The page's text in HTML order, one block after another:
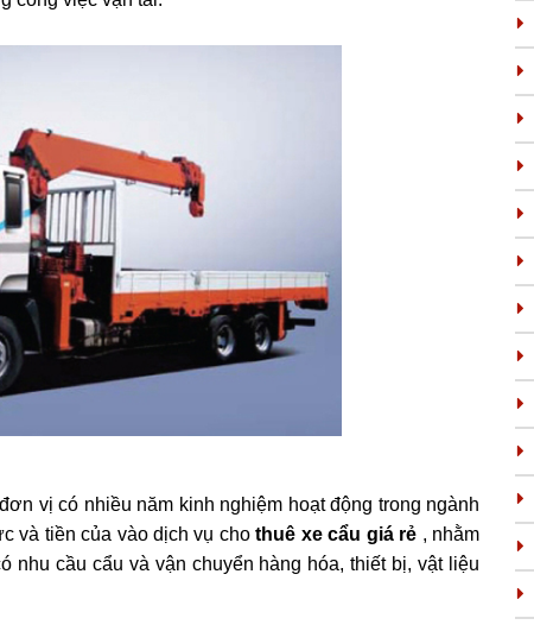
vị có nhiều năm kinh nghiệm hoạt động trong ngành
và tiền của vào dịch vụ chothuê xe cẩu giá rẻ , nhằm
cầu cẩu và vận chuyển hàng hóa, thiết bị, vật liệu